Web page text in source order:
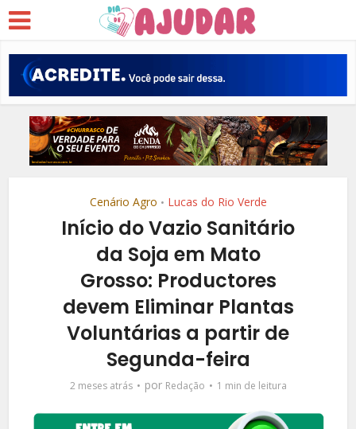
Cenário Agro • Lucas do Rio Verde
Início do Vazio Sanitário
da Soja em Mato
Grosso: Productores
devem Eliminar Plantas
Voluntárias a partir de
Segunda-feira
2 meses atrás por Redação 1 min de leitura